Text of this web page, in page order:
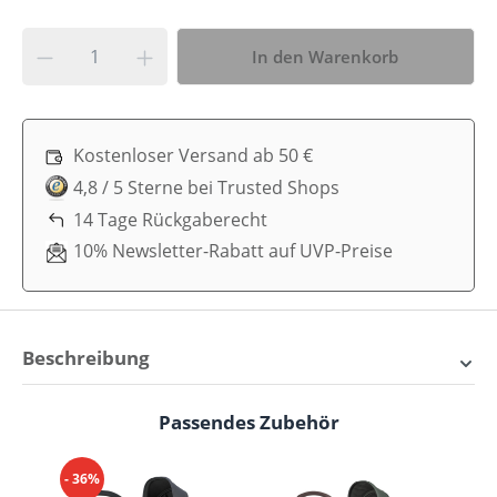
In den Warenkorb
Kostenloser Versand ab 50 €
4,8 / 5 Sterne bei Trusted Shops
14 Tage Rückgaberecht
10% Newsletter-Rabatt auf UVP-Preise
Beschreibung
Dein Set für himmlischen
Schlaf im Kinderwagen
Produktgalerie überspringen
Passendes Zubehör
- 36%